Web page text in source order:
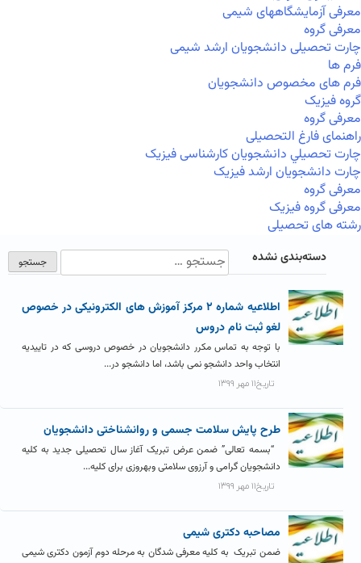
معرفی آزمایشگاههای شیمی
معرفی گروه
چارت تحصیلی دانشجویان ارشد شیمی
فرم ها
فرم های مخصوص دانشجویان
گروه فیزیک
معرفی گروه
راهنمای فارغ التحصیلی
چارت تحصيلي دانشجویان کارشناسی فیزیک
چارت دانشجویان ارشد فیزیک
معرفی گروه
معرفی گروه فیزیک
رشته های تحصیلی
دسته‌بندی نشده
اطلاعیه شماره ۲ مرکز آموزش های الکترونیکی در خصوص
لغو ثبت نام دروس
با توجه به تماس مکرر دانشجویان در خصوص دروسی که در تاییدیه
انتخاب واحد دانشجو نمی باشد، اما دانشجو در...
تاریخ۱۱ مهر ۱۳۹۹
طرح پایش سلامت جسمی و روانشناختی دانشجویان
“بسمه تعالی” ضمن عرض تبریک آغاز سال تحصیلی جدید به کلیه
دانشجویان گرامی و آرزوی سلامتی وبهروزی برای کلیه...
تاریخ۱۱ مهر ۱۳۹۹
مصاحبه دکتری شیمی
ضمن تبریک به کلیه معرفی شدگان به مرحله دوم آزمون دکتری شیمی